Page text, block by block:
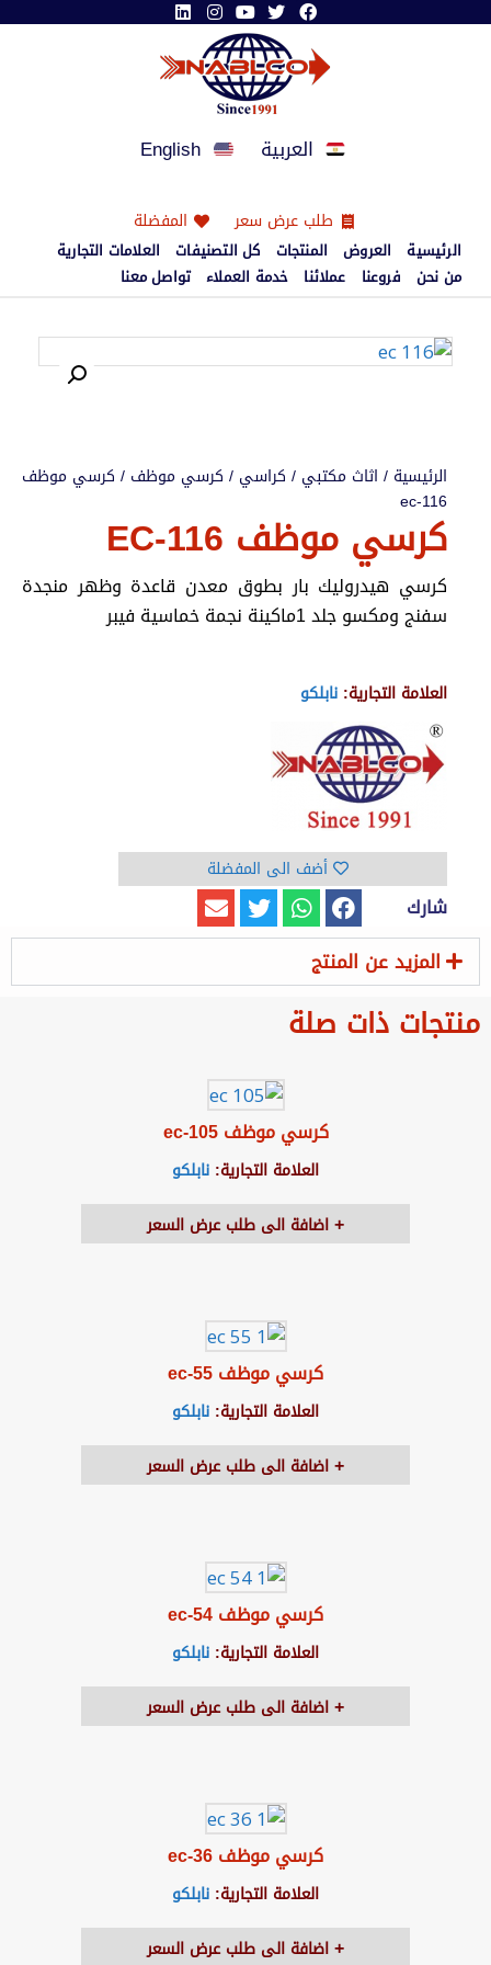
العربية English
طلب عرض سعر المفضلة
الرئيسية العروض المنتجات كل التصنيفات
العلامات التجارية
من نحن فروعنا عملائنا خدمة العملاء تواصل معنا
الرئيسية / اثاث مكتبي / كراسي / كرسي موظف / كرسي موظف
ec-116
كرسي موظف EC-116
كرسي هيدروليك بار بطوق معدن قاعدة وظهر منجدة
سفنج ومكسو جلد 1ماكينة نجمة خماسية فيبر
العلامة التجارية: نابلكو
أضف الى المفضلة
شارك
المزيد عن المنتج
منتجات ذات صلة
كرسي موظف ec-105
العلامة التجارية: نابلكو
اضافة الى طلب عرض السعر
كرسي موظف ec-55
العلامة التجارية: نابلكو
اضافة الى طلب عرض السعر
كرسي موظف ec-54
العلامة التجارية: نابلكو
اضافة الى طلب عرض السعر
كرسي موظف ec-36
العلامة التجارية: نابلكو
اضافة الى طلب عرض السعر